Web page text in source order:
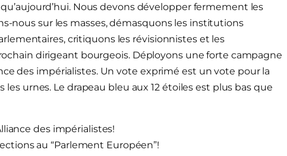
Nous devons développer fermement les
nous sur les masses, démasquons les institutions
critiquons les révisionnistes et les
dirigeant bourgeois. Déployons une forte campagne
des impérialistes. Un vote exprimé est un vote pour la
les urnes. Le drapeau bleu aux 12 étoiles est plus bas que
des impérialistes!
au “Parlement Européen”!